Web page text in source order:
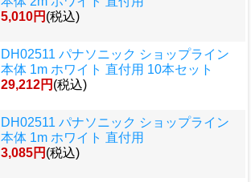
5,010円 (税込)
DH02511 パナソニック ショップライン
本体 1m ホワイト 直付用 10本セット
29,212円 (税込)
DH02511 パナソニック ショップライン
本体 1m ホワイト 直付用
3,085円 (税込)